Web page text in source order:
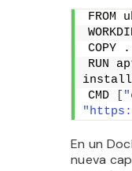
COPY
RUN
CMD
En un
nueva